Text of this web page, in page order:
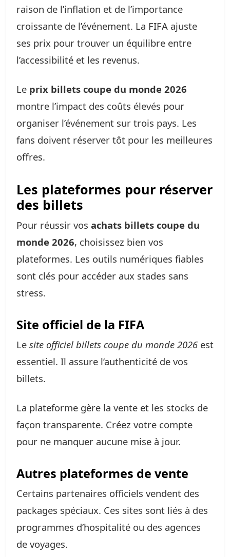
raison de l’inflation et de l’importance
croissante de l’événement. La FIFA ajuste
ses prix pour trouver un équilibre entre
l’accessibilité et les revenus.
Le prix billets coupe du monde 2026
montre l’impact des coûts élevés pour
organiser l’événement sur trois pays. Les
fans doivent réserver tôt pour les meilleures
offres.
Les plateformes pour réserver
des billets
Pour réussir vos achats billets coupe du
monde 2026, choisissez bien vos
plateformes. Les outils numériques fiables
sont clés pour accéder aux stades sans
stress.
Site officiel de la FIFA
Le site officiel billets coupe du monde 2026 est
essentiel. Il assure l’authenticité de vos
billets.
La plateforme gère la vente et les stocks de
façon transparente. Créez votre compte
pour ne manquer aucune mise à jour.
Autres plateformes de vente
Certains partenaires officiels vendent des
packages spéciaux. Ces sites sont liés à des
programmes d’hospitalité ou des agences
de voyages.